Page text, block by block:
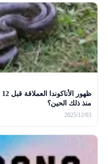
منذ ذلك الحين؟
2025/12/03